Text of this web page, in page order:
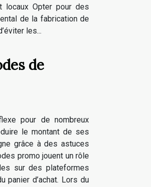
locaux Opter pour des
de la fabrication de
les...
de
pour de nombreux
le montant de ses
grâce à des astuces
promo jouent un rôle
sur des plateformes
panier d’achat. Lors du